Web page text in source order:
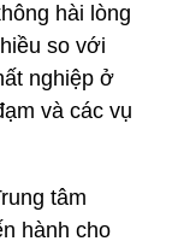
hài lòng
so với
nghiệp ở
và các vụ
tâm
hành cho